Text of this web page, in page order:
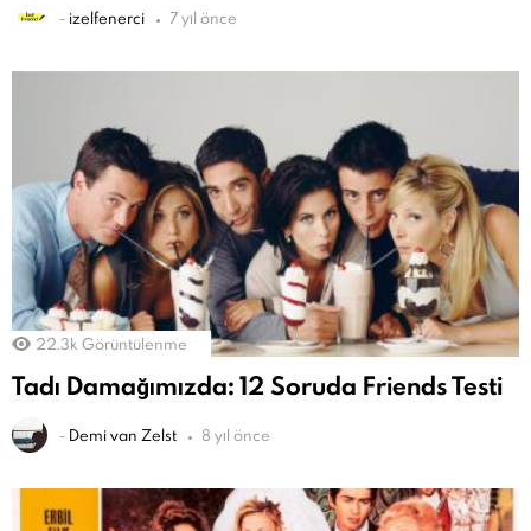
- izelfenerci 7 yıl önce
22.3k Görüntülenme
Tadı Damağımızda: 12 Soruda Friends Testi
- Demi van Zelst 8 yıl önce